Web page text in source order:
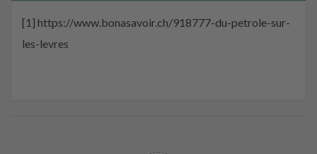
[1] https://www.bonasavoir.ch/918777-du-petrole-sur-
les-levres